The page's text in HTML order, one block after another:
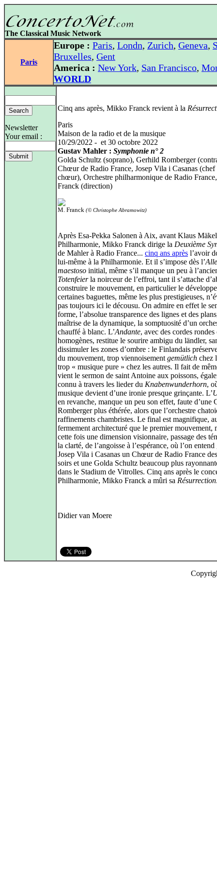
The Classical Music Network
Paris
Europe : Paris, Londn, Zurich, Geneva,
Bruxelles, Gent
America : New York, San Francisco,
WORLD
Newsletter
Your email :
Cinq ans après, Mikko Franck revient à la
Paris
Maison de la radio et de la musique
10/29/2022 - et 30 octobre 2022
Gustav Mahler : Symphonie n° 2
Golda Schultz (soprano), Gerhild Romberger
Chœur de Radio France, Josep Vila i Casanas (chef
chœur), Orchestre philharmonique de Radio
Franck (direction)
M. Franck (© Christophe Abramowitz)
Après Esa‑Pekka Salonen à Aix, avant Klaus
Philharmonie, Mikko Franck dirige la Deuxième
de Mahler à Radio France... cinq ans après l’avoir
lui‑même à la Philharmonie. Et il s’impose dès l’
maestoso initial, même s’il manque un peu à
Totenfeierla noirceur de l’effroi, tant il s’attache
construire le mouvement, en particulier le
certaines baguettes, même les plus prestigieuses,
pas toujours ici le décousu. On admire en effet le
forme, l’absolue transparence des lignes et des
maîtrise de la dynamique, la somptuosité d’un
chauffé à blanc. L’Andante, avec des cordes rondes
homogènes, restitue le sourire ambigu du ländler,
dissimuler les zones d’ombre : le Finlandais
du mouvement, trop viennoisement gemütlich chez
trop « musique pure » chez les autres. Il fait de
vient le sermon de saint Antoine aux poissons,
connu à travers les lieder du Knabenwunderhorn,
musique devient d’une ironie presque grinçante. L’
en revanche, manque un peu son effet, faute d’une
Romberger plus éthérée, alors que l’orchestre
raffinements chambristes. Le final est magnifique,
fermement architecturé que le premier mouvement,
cette fois une dimension visionnaire, passage des
la clarté, de l’angoisse à l’espérance, où l’on entend
Josep Vila i Casanas un Chœur de Radio France
soirs et une Golda Schultz beaucoup plus
dans le Stadium de Vitrolles. Cinq ans après le
Philharmonie, Mikko Franck a mûri sa Résurrection
Didier van Moere